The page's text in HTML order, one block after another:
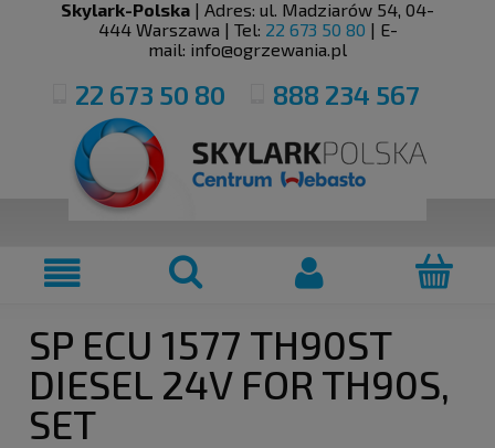
Skylark-Polska | Adres: ul. Madziarów 54, 04-
444 Warszawa | Tel: 22 673 50 80 | E-
mail: info@ogrzewania.pl
22 673 50 80 888 234 567
SP ECU 1577 TH90ST
DIESEL 24V FOR TH90S,
SET